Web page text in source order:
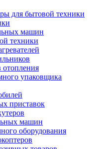
для бытовой техники
машин
техники
отопления
упаковщика
приставок
машин
оборудования